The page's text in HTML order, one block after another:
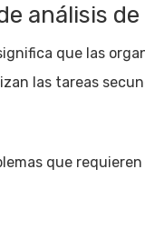
análisis
que las
las tareas
que